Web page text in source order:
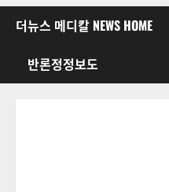
더뉴스 메디칼 NEWS HOME
반론정정보도